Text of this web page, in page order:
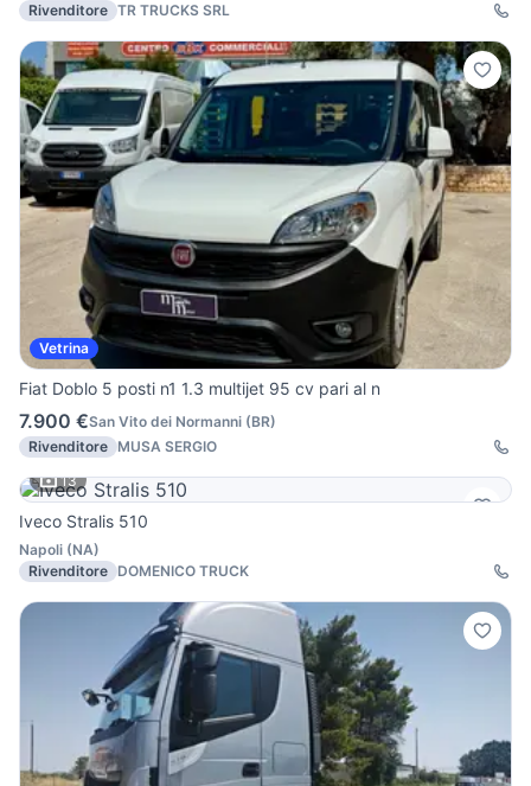
Rivenditore TR TRUCKS SRL
Vetrina
Fiat Doblo 5 posti n1 1.3 multijet 95 cv pari al n
7.900 €San Vito dei Normanni (BR)
Rivenditore MUSA SERGIO
13
Iveco Stralis 510
Napoli (NA)
Rivenditore DOMENICO TRUCK